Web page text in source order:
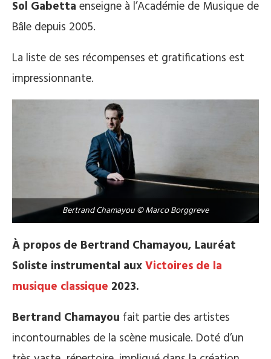
Sol Gabetta enseigne à l’Académie de Musique de
Bâle depuis 2005.
La liste de ses récompenses et gratifications est
impressionnante.
Bertrand Chamayou © Marco Borggreve
À propos de Bertrand Chamayou, Lauréat
Soliste instrumental auxVictoires de la
musique classique 2023.
Bertrand Chamayou fait partie des artistes
incontournables de la scène musicale. Doté d’un